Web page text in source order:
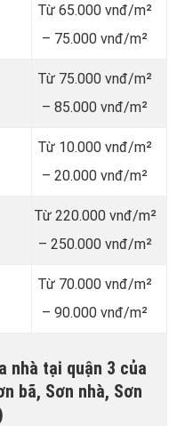
Từ 65.000 vnđ/m²
– 75.000 vnđ/m²
Từ 75.000 vnđ/m²
– 85.000 vnđ/m²
Từ 10.000 vnđ/m²
– 20.000 vnđ/m²
Từ 220.000 vnđ/m²
– 250.000 vnđ/m²
Từ 70.000 vnđ/m²
– 90.000 vnđ/m²
nhà tại quận 3 của
bã, Sơn nhà, Sơn